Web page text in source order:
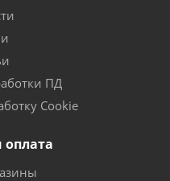
ПД
Cookie
оплата